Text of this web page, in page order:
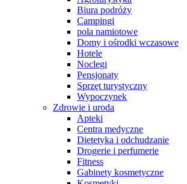
Biura podróży
Campingi
pola namiotowe
Domy i ośrodki wczasowe
Hotele
Noclegi
Pensjonaty
Sprzęt turystyczny
Wypoczynek
Zdrowie i uroda
Apteki
Centra medyczne
Dietetyka i odchudzanie
Drogerie i perfumerie
Fitness
Gabinety kosmetyczne